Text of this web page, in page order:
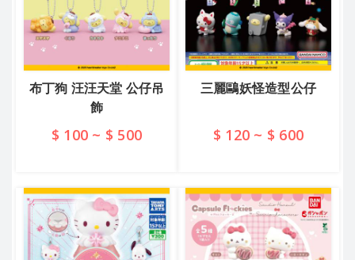
布丁狗 汪汪天堂 公仔吊
飾
$ 100 ~ $ 500
三麗鷗妖怪造型公仔
$ 120 ~ $ 600